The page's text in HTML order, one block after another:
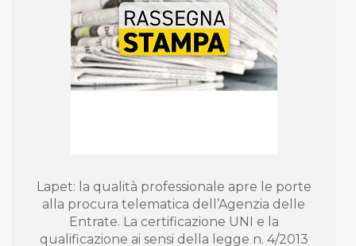
Lapet: la qualità professionale apre le porte
alla procura telematica dell’Agenzia delle
Entrate. La certificazione UNI e la
qualificazione ai sensi della legge n. 4/2013